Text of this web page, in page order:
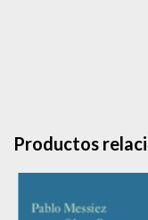
Productos